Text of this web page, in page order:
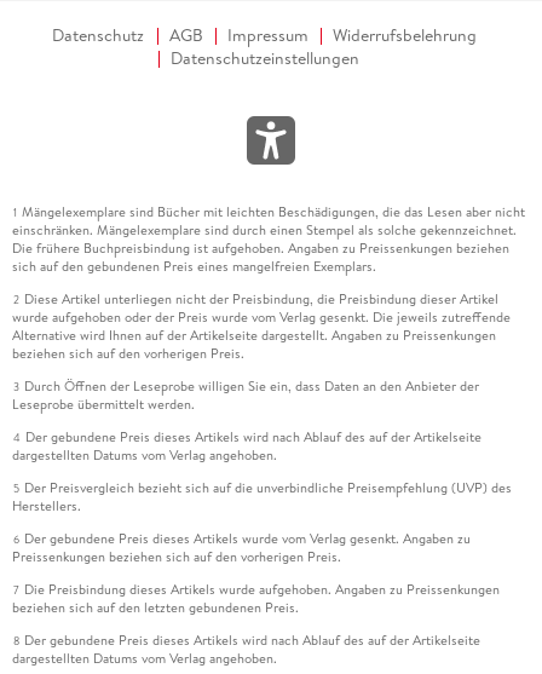
Datenschutz AGB Impressum
Widerrufsbelehrung
Datenschutzeinstellungen
1 Mängelexemplare sind Bücher mit leichten Beschädigungen, die das Lesen aber nicht
einschränken. Mängelexemplare sind durch einen Stempel als solche gekennzeichnet.
Die frühere Buchpreisbindung ist aufgehoben. Angaben zu Preissenkungen beziehen
sich auf den gebundenen Preis eines mangelfreien Exemplars.
2 Diese Artikel unterliegen nicht der Preisbindung, die Preisbindung dieser Artikel
wurde aufgehoben oder der Preis wurde vom Verlag gesenkt. Die jeweils zutreffende
Alternative wird Ihnen auf der Artikelseite dargestellt. Angaben zu Preissenkungen
beziehen sich auf den vorherigen Preis.
3 Durch Öffnen der Leseprobe willigen Sie ein, dass Daten an den Anbieter der
Leseprobe übermittelt werden.
4 Der gebundene Preis dieses Artikels wird nach Ablauf des auf der Artikelseite
dargestellten Datums vom Verlag angehoben.
5 Der Preisvergleich bezieht sich auf die unverbindliche Preisempfehlung (UVP) des
Herstellers.
6 Der gebundene Preis dieses Artikels wurde vom Verlag gesenkt. Angaben zu
Preissenkungen beziehen sich auf den vorherigen Preis.
7 Die Preisbindung dieses Artikels wurde aufgehoben. Angaben zu Preissenkungen
beziehen sich auf den letzten gebundenen Preis.
8 Der gebundene Preis dieses Artikels wird nach Ablauf des auf der Artikelseite
dargestellten Datums vom Verlag angehoben.